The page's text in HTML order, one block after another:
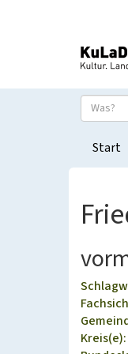
Start
Kreis(e):